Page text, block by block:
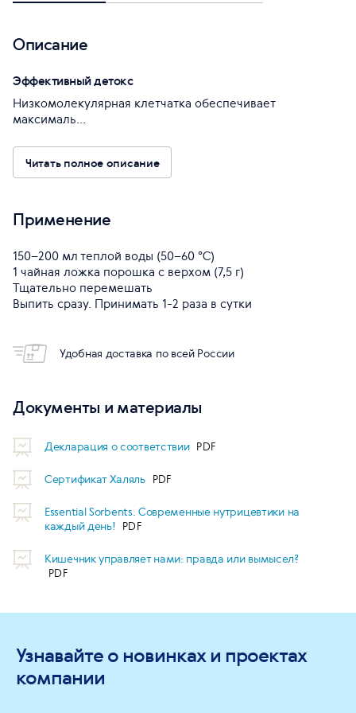
Описание
Эффективный детокс
Низкомолекулярная клетчатка обеспечивает
максималь...
Читать полное описание
Применение
150–200 мл теплой воды (50–60 °С)
1 чайная ложка порошка с верхом (7,5 г)
Тщательно перемешать
Выпить сразу. Принимать 1-2 раза в сутки
Удобная доставка по всей России
Документы и материалы
Декларация о соответствии
Сертификат Халяль
Essential Sorbents. Современные нутрицевтики на
каждый день!
Кишечник управляет нами: правда или вымысел?
Узнавайте о новинках и проектах
компании